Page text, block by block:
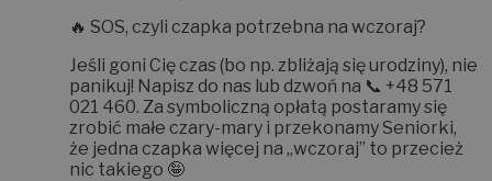
🔥 SOS, czyli czapka potrzebna na wczoraj?
Jeśli goni Cię czas (bo np. zbliżają się urodziny), nie
panikuj! Napisz do nas lub dzwoń na 📞 +48 571
021 460. Za symboliczną opłatą postaramy się
zrobić małe czary-mary i przekonamy Seniorki,
że jedna czapka więcej na „wczoraj” to przecież
nic takiego 🤪